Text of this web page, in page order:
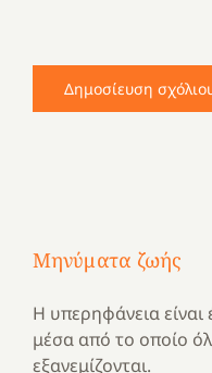
Μηνύματα ζωής
Η υπερηφάνεια
μέσα από το οποίο
εξανεμίζονται.